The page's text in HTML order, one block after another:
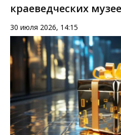
краеведческих
30 июля 2026, 14:15